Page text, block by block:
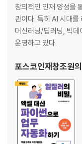
___아나콘다로 파이썬
___주피터 노트북 살펴
마무리
2.1 변수와 상수
___변수 선언하기
___변수명 규칙
___상수 사용하기
2.2 기본 자료형
___숫자
창의적인 인재 양성을
관이다. 특히 AI 시대
머신러닝/딥러닝, 빅데
운영하고 있다.
포스코인재창조원